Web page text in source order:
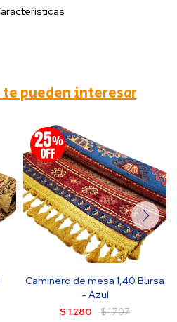
pueden interesar
Caminero de mesa 1,40 Bursa
- Azul
$ 1.280 $1.707